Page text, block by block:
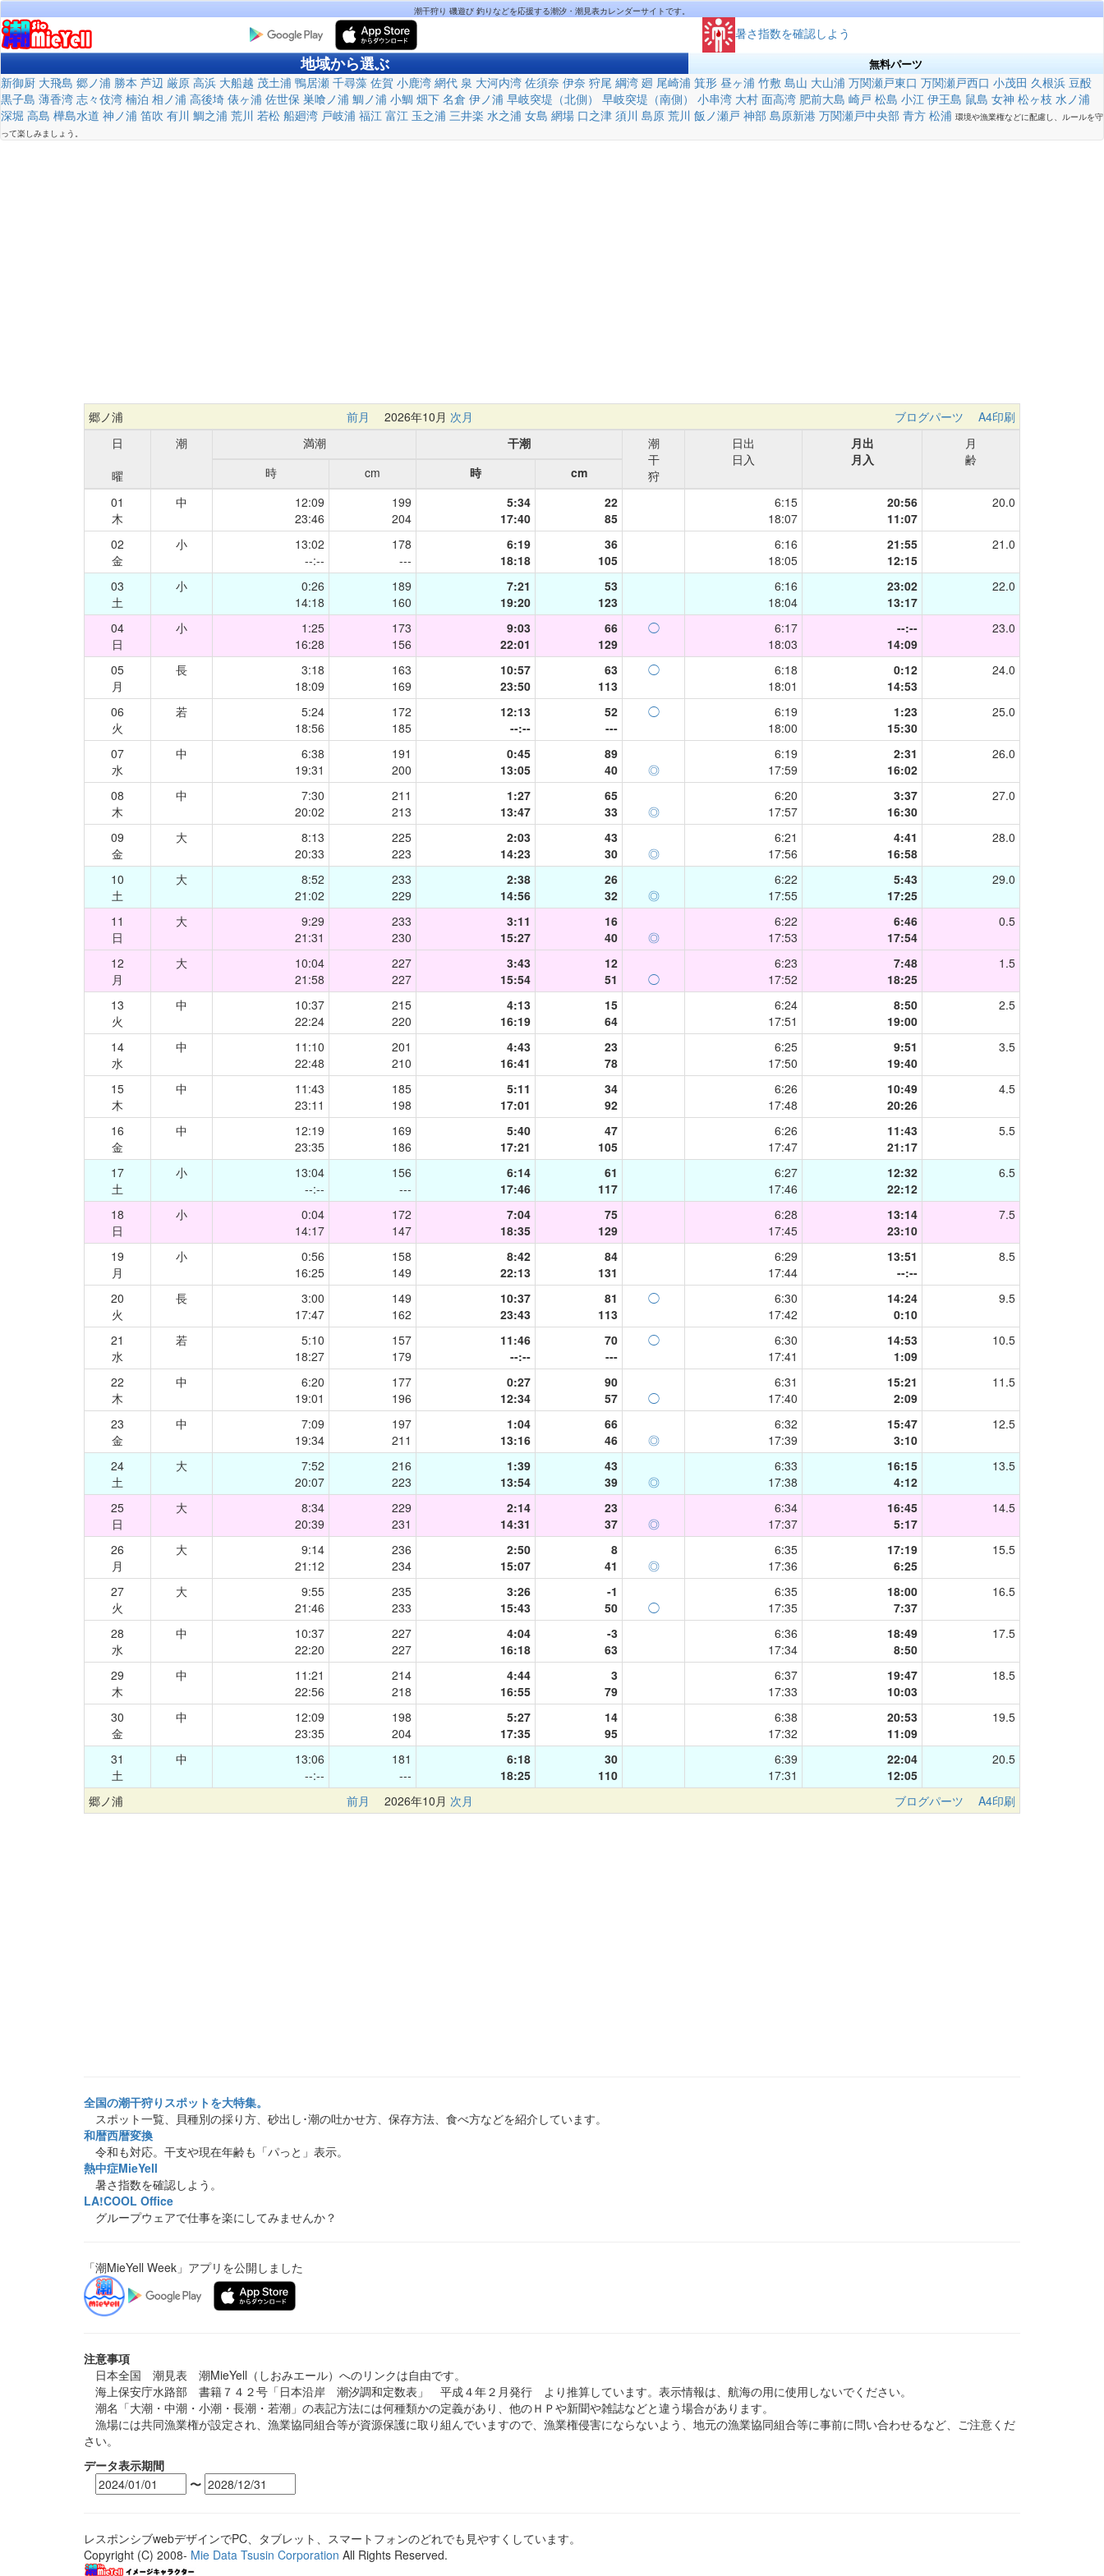
潮干狩り 磯遊び 釣りなどを応援する潮汐・潮見表カレンダーサイトです。
暑さ指数を確認しよう
地域から選ぶ 無料パーツ
新御厨 大飛島 郷ノ浦 勝本 芦辺 厳原 高浜 大船越 茂土浦 鴨居瀬 千尋藻 佐賀 小鹿湾 網代 泉 大河内湾 佐須奈 伊奈 狩尾 綱湾 廻 尾崎浦 箕形 昼ヶ浦 竹敷 島山 大山浦 万関瀬戸東口 万関瀬戸西口 小茂田 久根浜 豆酘
黒子島 薄香湾 志々伎湾 楠泊 相ノ浦 高後埼 俵ヶ浦 佐世保 巣喰ノ浦 鯛ノ浦 小鯛 畑下 名倉 伊ノ浦 早岐突堤（北側） 早岐突堤（南側） 小串湾 大村 面高湾 肥前大島 崎戸 松島 小江 伊王島 鼠島 女神 松ヶ枝 水ノ浦
深堀 高島 樺島水道 神ノ浦 笛吹 有川 鯛之浦 荒川 若松 船廻湾 戸岐浦 福江 富江 玉之浦 三井楽 水之浦 女島 網場 口之津 須川 島原 荒川 飯ノ瀬戸 神部 島原新港 万関瀬戸中央部 青方 松浦 環境や漁業権などに配慮し、ルールを守
って楽しみましょう。
郷ノ浦 前月 2026年10月 次月 ブログパーツ
A4印刷
日
曜
潮 満潮 干潮
潮
干
狩
日出
日入
月出
月入
月
齢
時
cm 時
cm
01
木
中
12:09
23:46
199
204
5:34
17:40
22
85
6:15
18:07
20:56
11:07
20.0
02
金
小
13:02
--:--
178
---
6:19
18:18
36
105
6:16
18:05
21:55
12:15
21.0
03
土
小
0:26
14:18
189
160
7:21
19:20
53
123
6:16
18:04
23:02
13:17
22.0
04
日
小
1:25
16:28
173
156
9:03
22:01
66
129
◯
6:17
18:03
--:--
14:09
23.0
05
月
長
3:18
18:09
163
169
10:57
23:50
63
113
◯
6:18
18:01
0:12
14:53
24.0
06
火
若
5:24
18:56
172
185
12:13
--:--
52
---
◯
6:19
18:00
1:23
15:30
25.0
07
水
中
6:38
19:31
191
200
0:45
13:05
89
40
◎
6:19
17:59
2:31
16:02
26.0
08
木
中
7:30
20:02
211
213
1:27
13:47
65
33
◎
6:20
17:57
3:37
16:30
27.0
09
金
大
8:13
20:33
225
223
2:03
14:23
43
30
◎
6:21
17:56
4:41
16:58
28.0
10
土
大
8:52
21:02
233
229
2:38
14:56
26
32
◎
6:22
17:55
5:43
17:25
29.0
11
日
大
9:29
21:31
233
230
3:11
15:27
16
40
◎
6:22
17:53
6:46
17:54
0.5
12
月
大
10:04
21:58
227
227
3:43
15:54
12
51
◯
6:23
17:52
7:48
18:25
1.5
13
火
中
10:37
22:24
215
220
4:13
16:19
15
64
6:24
17:51
8:50
19:00
2.5
14
水
中
11:10
22:48
201
210
4:43
16:41
23
78
6:25
17:50
9:51
19:40
3.5
15
木
中
11:43
23:11
185
198
5:11
17:01
34
92
6:26
17:48
10:49
20:26
4.5
16
金
中
12:19
23:35
169
186
5:40
17:21
47
105
6:26
17:47
11:43
21:17
5.5
17
土
小
13:04
--:--
156
---
6:14
17:46
61
117
6:27
17:46
12:32
22:12
6.5
18
日
小
0:04
14:17
172
147
7:04
18:35
75
129
6:28
17:45
13:14
23:10
7.5
19
月
小
0:56
16:25
158
149
8:42
22:13
84
131
6:29
17:44
13:51
--:--
8.5
20
火
長
3:00
17:47
149
162
10:37
23:43
81
113
◯
6:30
17:42
14:24
0:10
9.5
21
水
若
5:10
18:27
157
179
11:46
--:--
70
---
◯
6:30
17:41
14:53
1:09
10.5
22
木
中
6:20
19:01
177
196
0:27
12:34
90
57
◯
6:31
17:40
15:21
2:09
11.5
23
金
中
7:09
19:34
197
211
1:04
13:16
66
46
◎
6:32
17:39
15:47
3:10
12.5
24
土
大
7:52
20:07
216
223
1:39
13:54
43
39
◎
6:33
17:38
16:15
4:12
13.5
25
日
大
8:34
20:39
229
231
2:14
14:31
23
37
◎
6:34
17:37
16:45
5:17
14.5
26
月
大
9:14
21:12
236
234
2:50
15:07
8
41
◎
6:35
17:36
17:19
6:25
15.5
27
火
大
9:55
21:46
235
233
3:26
15:43
-1
50
◯
6:35
17:35
18:00
7:37
16.5
28
水
中
10:37
22:20
227
227
4:04
16:18
-3
63
6:36
17:34
18:49
8:50
17.5
29
木
中
11:21
22:56
214
218
4:44
16:55
3
79
6:37
17:33
19:47
10:03
18.5
30
金
中
12:09
23:35
198
204
5:27
17:35
14
95
6:38
17:32
20:53
11:09
19.5
31
土
中
13:06
--:--
181
---
6:18
18:25
30
110
6:39
17:31
22:04
12:05
20.5
郷ノ浦 前月 2026年10月 次月 ブログパーツ A4印刷
全国の潮干狩りスポットを大特集。
スポット一覧、貝種別の採り方、砂出し･潮の吐かせ方、保存方法、食べ方などを紹介しています。
和暦西暦変換
令和も対応。干支や現在年齢も「パっと」表示。
熱中症MieYell
暑さ指数を確認しよう。
LA!COOL Office
グループウェアで仕事を楽にしてみませんか？
「潮MieYell Week」アプリを公開しました
注意事項
日本全国 潮見表 潮MieYell（しおみエール）へのリンクは自由です。
海上保安庁水路部 書籍７４２号「日本沿岸 潮汐調和定数表」 平成４年２月発行 より推算しています。表示情報は、航海の用に使用しないでください。
潮名「大潮・中潮・小潮・長潮・若潮」の表記方法には何種類かの定義があり、他のＨＰや新聞や雑誌などと違う場合があります。
漁場には共同漁業権が設定され、漁業協同組合等が資源保護に取り組んでいますので、漁業権侵害にならないよう、地元の漁業協同組合等に事前に問い合わせるなど、ご注意くだ
さい。
データ表示期間
〜
レスポンシブwebデザインでPC、タブレット、スマートフォンのどれでも見やすくしています。
Copyright (C) 2008- Mie Data Tsusin Corporation All Rights Reserved.